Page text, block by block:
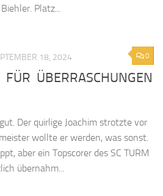
Platz...
0
18, 2024
ÜBERRASCHUNGEN
Der quirlige Joachim strotzte vor
wollte er werden, was sonst.
aber ein Topscorer des SC TURM
übernahm...